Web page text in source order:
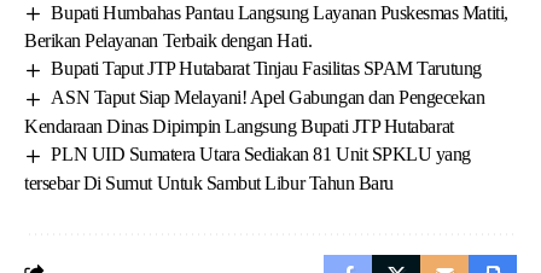
Bupati Humbahas Pantau Langsung Layanan Puskesmas Matiti,
Berikan Pelayanan Terbaik dengan Hati.
Bupati Taput JTP Hutabarat Tinjau Fasilitas SPAM Tarutung
ASN Taput Siap Melayani! Apel Gabungan dan Pengecekan
Kendaraan Dinas Dipimpin Langsung Bupati JTP Hutabarat
PLN UID Sumatera Utara Sediakan 81 Unit SPKLU yang
tersebar Di Sumut Untuk Sambut Libur Tahun Baru